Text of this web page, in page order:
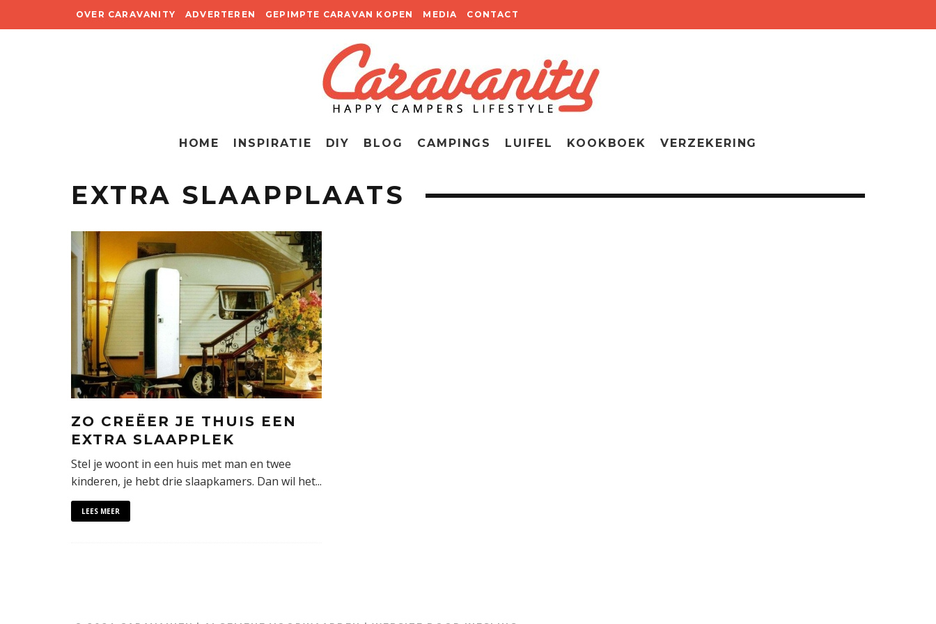
OVER CARAVANITY ADVERTEREN GEPIMPTE CARAVAN KOPEN MEDIA CONTACT
HOME INSPIRATIE DIY BLOG CAMPINGS LUIFEL KOOKBOEK VERZEKERING
EXTRA SLAAPPLAATS
ZO CREËER JE THUIS EEN
EXTRA SLAAPPLEK
Stel je woont in een huis met man en twee
kinderen, je hebt drie slaapkamers. Dan wil het...
LEES MEER